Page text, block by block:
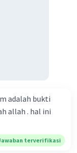
adalah bukti
allah . hal ini
terverifikasi